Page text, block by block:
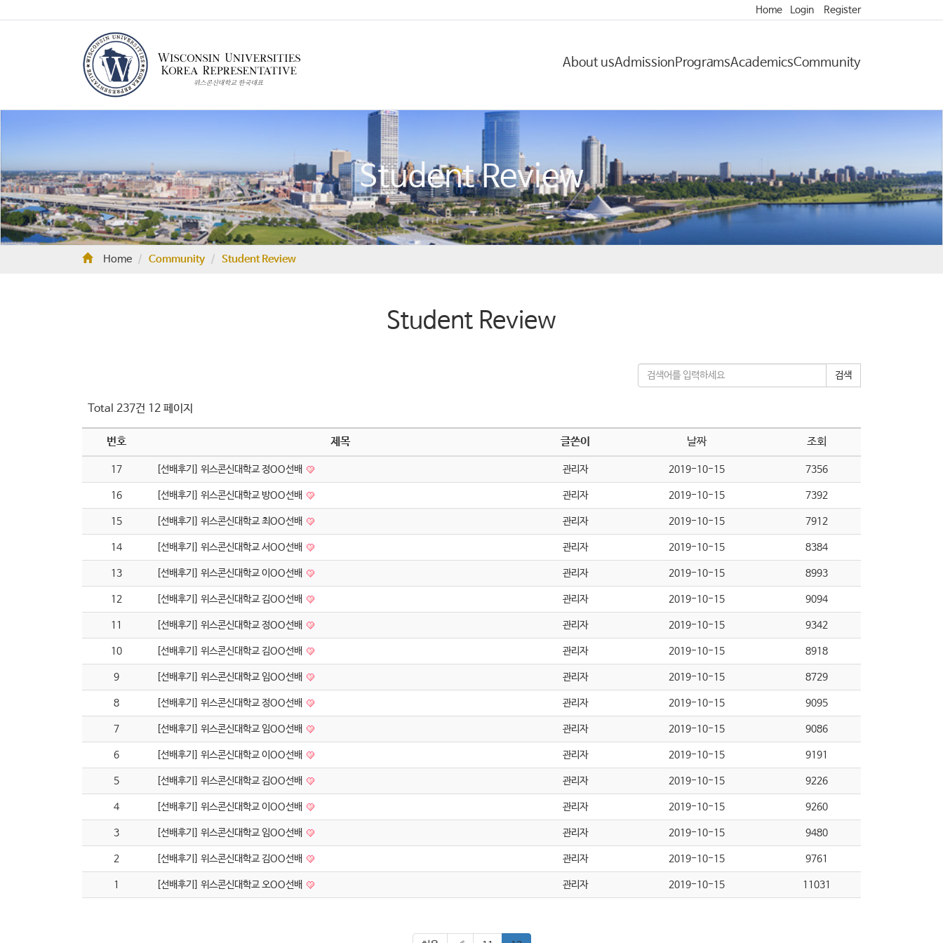
Home Login Register
About usAdmission ProgramsAcademicsCommunity
Student Review
Home Community Student Review
Student Review
검색
Total 237건 12 페이지
번호 제목 글쓴이 날짜 조회
17 [선배후기] 위스콘신대학교 정OO선배 관리자 2019-10-15 7356
16 [선배후기] 위스콘신대학교 방OO선배 관리자 2019-10-15 7392
15 [선배후기] 위스콘신대학교 최OO선배 관리자 2019-10-15 7912
14 [선배후기] 위스콘신대학교 서OO선배 관리자 2019-10-15 8384
13 [선배후기] 위스콘신대학교 이OO선배 관리자 2019-10-15 8993
12 [선배후기] 위스콘신대학교 김OO선배 관리자 2019-10-15 9094
11 [선배후기] 위스콘신대학교 정OO선배 관리자 2019-10-15 9342
10 [선배후기] 위스콘신대학교 김OO선배 관리자 2019-10-15 8918
9 [선배후기] 위스콘신대학교 임OO선배 관리자 2019-10-15 8729
8 [선배후기] 위스콘신대학교 정OO선배 관리자 2019-10-15 9095
7 [선배후기] 위스콘신대학교 임OO선배 관리자 2019-10-15 9086
6 [선배후기] 위스콘신대학교 이OO선배 관리자 2019-10-15 9191
5 [선배후기] 위스콘신대학교 김OO선배 관리자 2019-10-15 9226
4 [선배후기] 위스콘신대학교 이OO선배 관리자 2019-10-15 9260
3 [선배후기] 위스콘신대학교 임OO선배 관리자 2019-10-15 9480
2 [선배후기] 위스콘신대학교 김OO선배 관리자 2019-10-15 9761
1 [선배후기] 위스콘신대학교 오OO선배 관리자 2019-10-15 11031